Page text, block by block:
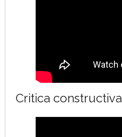
Critica constructiva